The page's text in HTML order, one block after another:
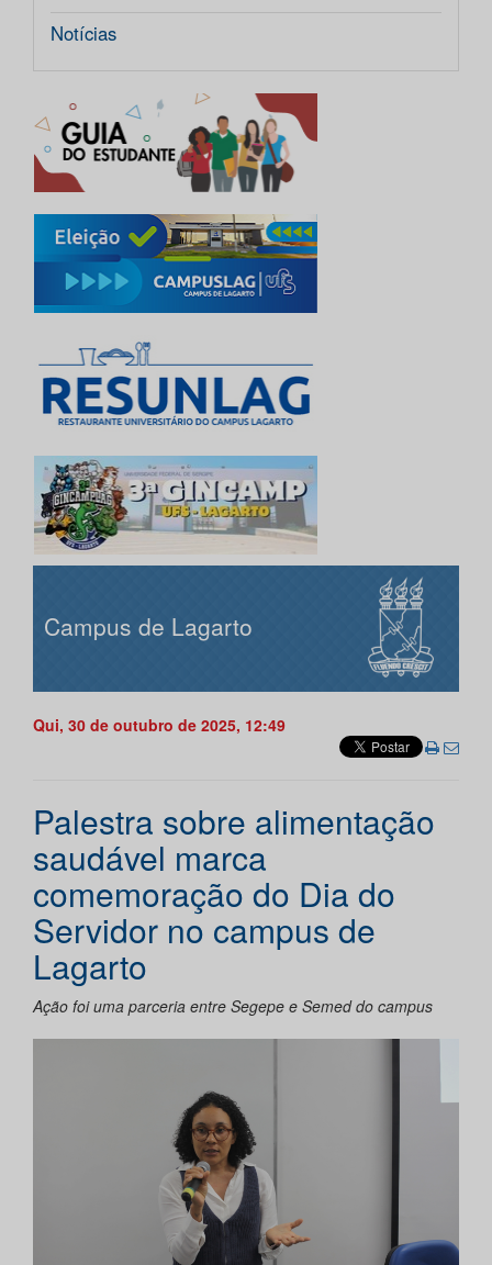
Notícias
Campus de Lagarto
Qui, 30 de outubro de 2025, 12:49
Palestra sobre alimentação
saudável marca
comemoração do Dia do
Servidor no campus de
Lagarto
Ação foi uma parceria entre Segepe e Semed do campus